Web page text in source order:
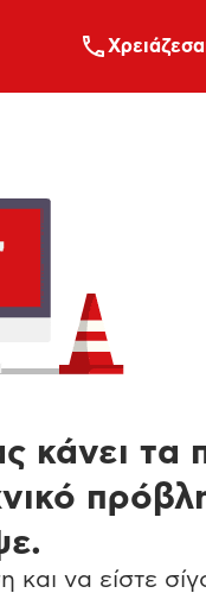
κάνει τα
να είστε